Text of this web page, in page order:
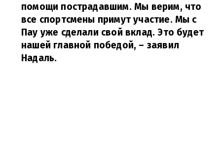
помощи пострадавшим. Мы верим, что
все спортсмены примут участие. Мы с
Пау уже сделали свой вклад. Это будет
нашей главной победой, – заявил
Надаль.